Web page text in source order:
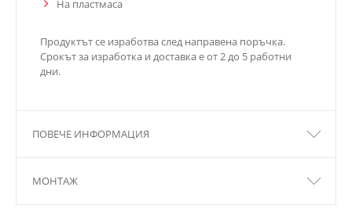
На пластмаса
Продуктът се изработва след направена поръчка.
Срокът за изработка и доставка е от 2 до 5 работни
дни.
ПОВЕЧЕ ИНФОРМАЦИЯ
МОНТАЖ